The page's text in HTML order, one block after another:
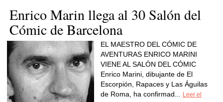
Enrico Marin llega al 30 Salón del
Cómic de Barcelona
EL MAESTRO DEL CÓMIC DE
AVENTURAS ENRICO MARINI
VIENE AL SALÓN DEL CÓMIC
Enrico Marini, dibujante de El
Escorpión, Rapaces y Las Águilas
de Roma, ha confirmad...
Leer el